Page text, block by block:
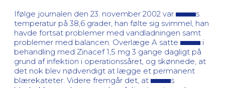
Ifølge journalen den 23. november 2002 var
s
temperatur på 38,6 grader, han følte sig svimmel, han
havde fortsat problemer med vandladningen samt
problemer med balancen. Overlæge A satte
i
behandling med Zinacef 1,5 mg 3 gange dagligt på
grund af infektion i operationssåret, og skønnede, at
det nok blev nødvendigt at lægge et permanent
blærekateter. Videre fremgår det, at
s